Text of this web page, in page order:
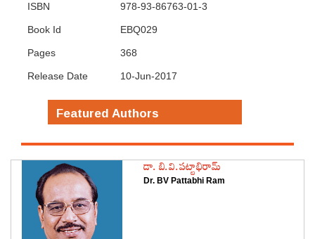
ISBN 978-93-86763-01-3
Book Id EBQ029
Pages 368
Release Date 10-Jun-2017
Featured Authors
డా. బి.వి.పట్టాభిరామ్
Dr. BV Pattabhi Ram